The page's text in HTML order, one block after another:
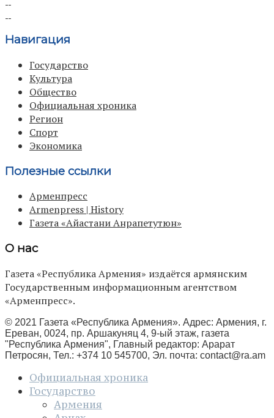
Навигация
Государство
Культура
Общество
Официальная хроника
Регион
Спорт
Экономика
Полезные ссылки
Арменпресс
Armenpress | History
Газета «Айастани Анрапетутюн»
О нас
Газета «Республика Армения» издаётся армянским
Государственным информационным агентством
«Арменпресс».
© 2021 Газета «Республика Армения». Адрес: Армения, г.
Ереван, 0024, пр. Аршакуняц 4, 9-ый этаж, газета
"Республика Армения", Главный редактор: Арарат
Петросян, Тел.: +374 10 545700, Эл. почта: contact@ra.am
Официальная хроника
Государство
Армения